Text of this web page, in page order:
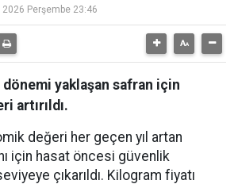
Perşembe 23:46
dönemi yaklaşan safran için
artırıldı.
değeri her geçen yıl artan
için hasat öncesi güvenlik
çıkarıldı. Kilogram fiyatı